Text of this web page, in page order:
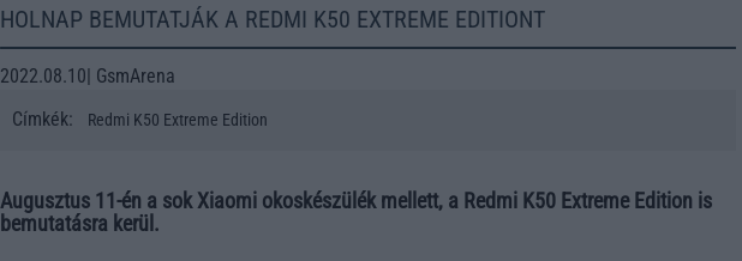
HOLNAP BEMUTATJÁK A REDMI K50 EXTREME EDITIONT
2022.08.10| GsmArena
Címkék:
Redmi K50 Extreme Edition
Augusztus 11-én a sok Xiaomi okoskészülék mellett, a Redmi K50 Extreme Edition is
bemutatásra kerül.